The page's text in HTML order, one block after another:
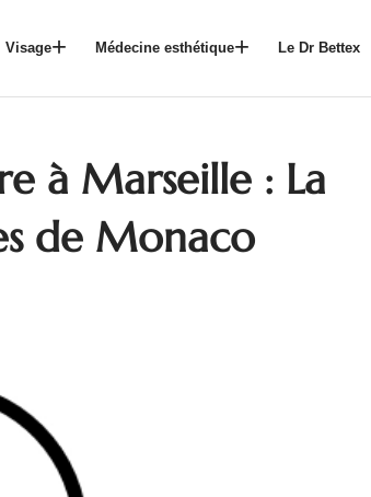
Visage Médecine esthétique Le Dr Bettex
à Marseille : La
de Monaco